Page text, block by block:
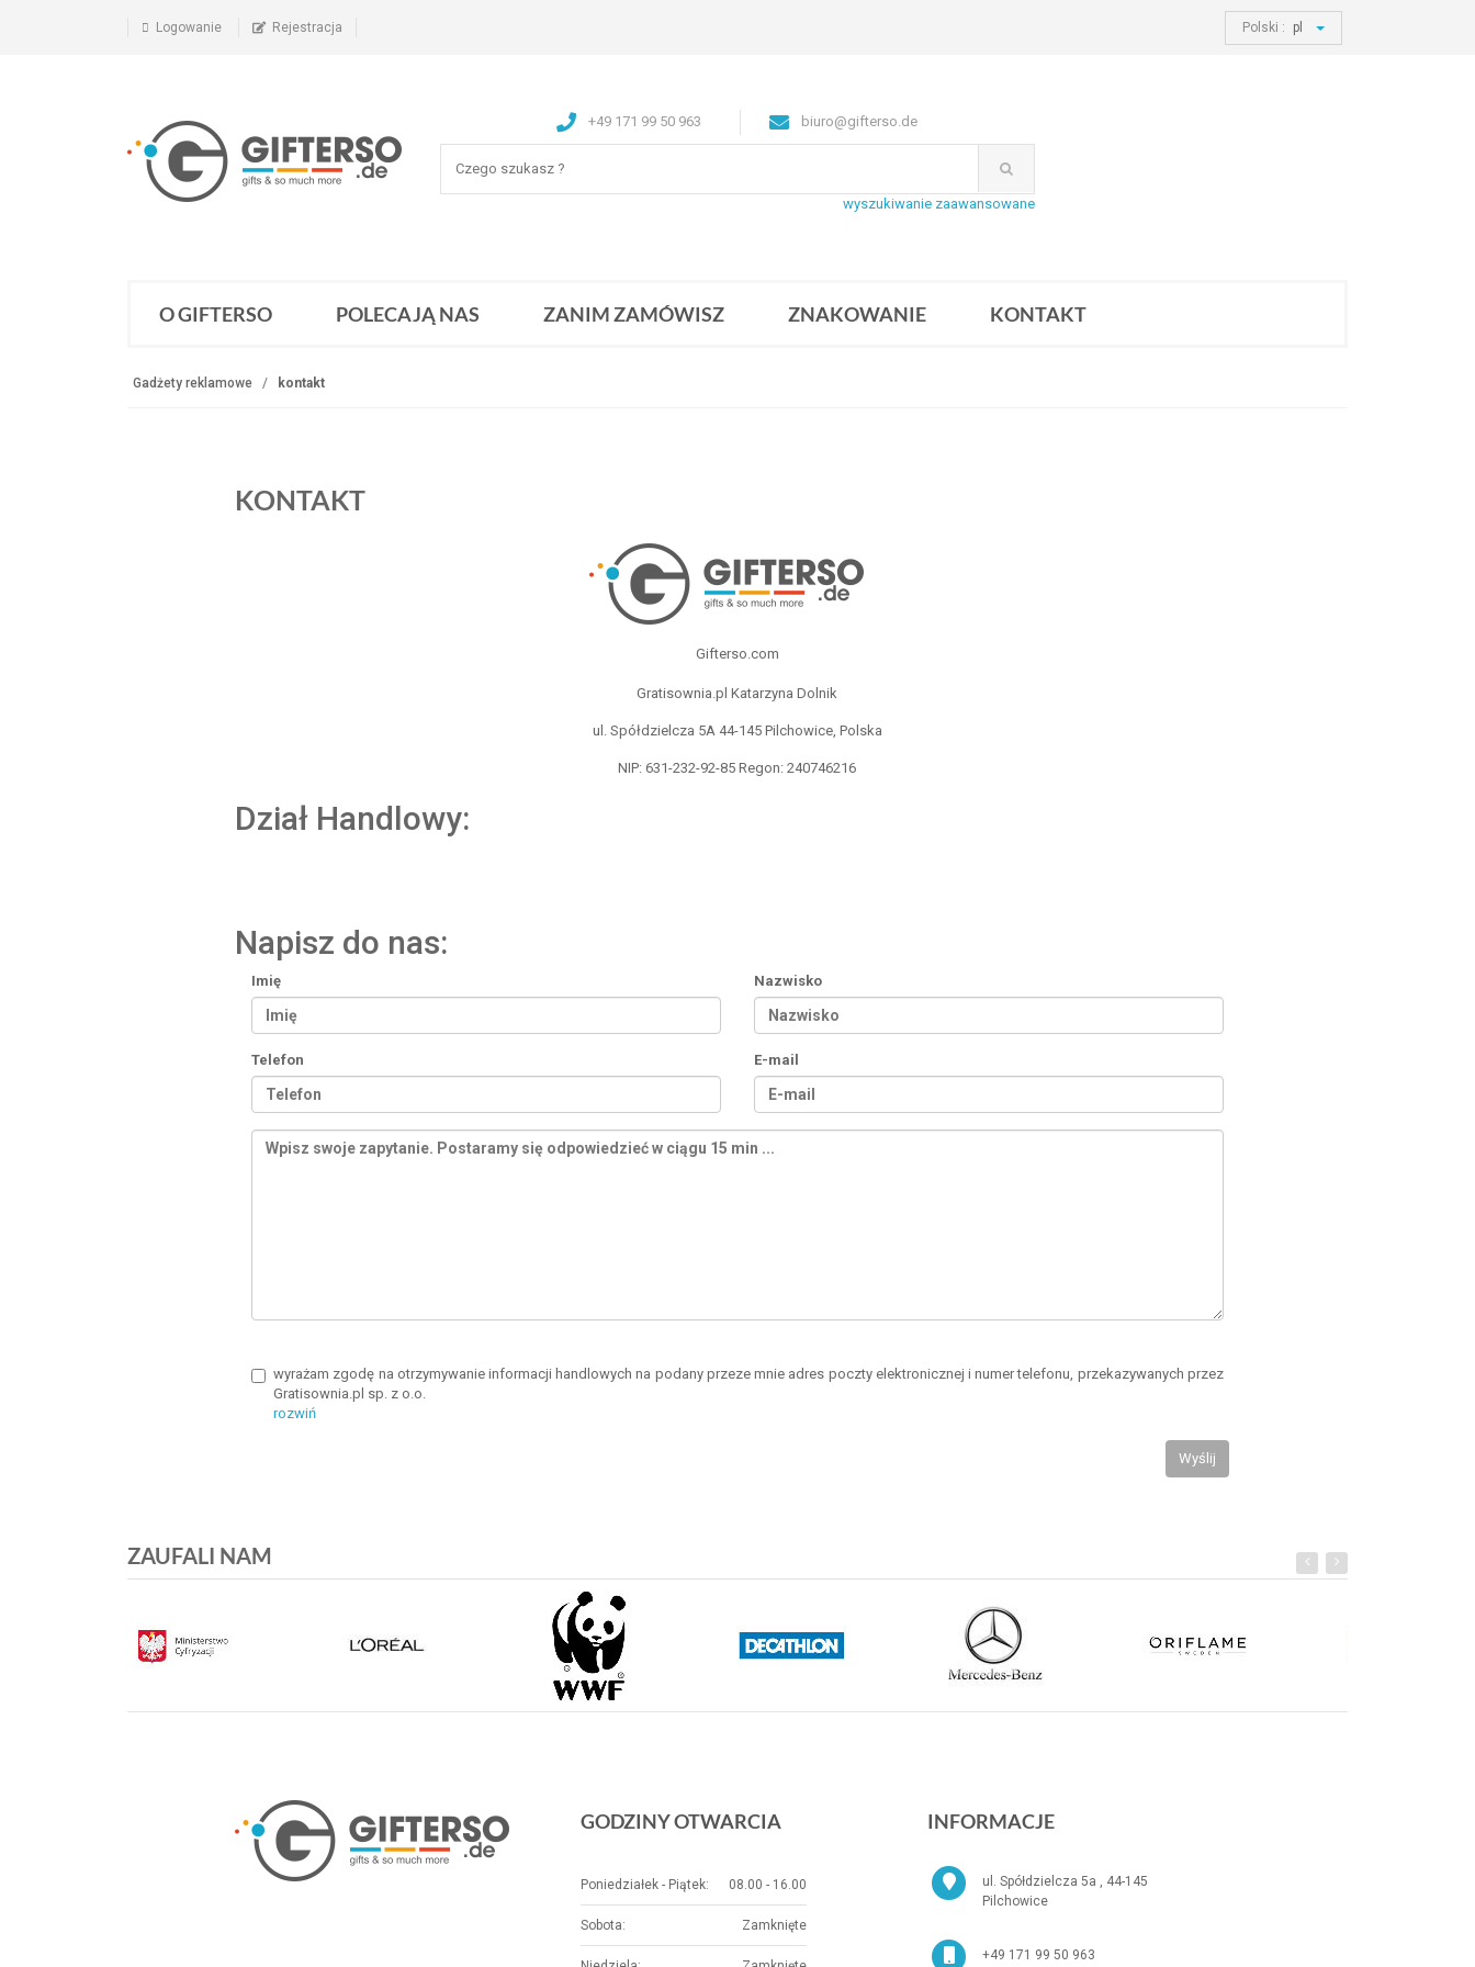
Logowanie Rejestracja Polski : pl
+49 171 99 50 963 biuro@gifterso.de
wyszukiwanie zaawansowane
O GIFTERSO POLECAJĄ NAS ZANIM ZAMÓWISZ ZNAKOWANIE KONTAKT
Gadżety reklamowe kontakt
KONTAKT
Gifterso.com
Gratisownia.pl Katarzyna Dolnik
ul. Spółdzielcza 5A 44-145 Pilchowice, Polska
NIP: 631-232-92-85 Regon: 240746216
Dział Handlowy:
Napisz do nas:
Imię Nazwisko
Telefon E-mail
wyrażam zgodę na otrzymywanie informacji handlowych na podany przeze mnie adres poczty elektronicznej i numer telefonu, przekazywanych przez
Gratisownia.pl sp. z o.o.
rozwiń
Wyślij
ZAUFALI NAM
GODZINY OTWARCIA
Poniedziałek - Piątek: 08.00 - 16.00
Sobota: Zamknięte
INFORMACJE
ul. Spółdzielcza 5a , 44-145
Pilchowice
+49 171 99 50 963